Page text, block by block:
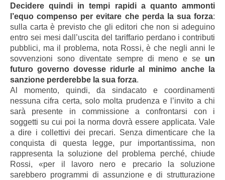
Decidere quindi in tempi rapidi a quanto ammonti
l’equo compenso per evitare che perda la sua forza:
sulla carta è previsto che gli editori che non si adeguino
entro sei mesi dall’uscita del tariffario perdano i contributi
pubblici, ma il problema, nota Rossi, è che negli anni le
sovvenzioni sono diventate sempre di meno e se un
futuro governo dovesse ridurle al minimo anche la
sanzione perderebbe la sua forza.
Al momento, quindi, da sindacato e coordinamenti
nessuna cifra certa, solo molta prudenza e l’invito a chi
sarà presente in commissione a confrontarsi con i
soggetti su cui poi la norma dovrà essere applicata. Vale
a dire i collettivi dei precari. Senza dimenticare che la
conquista di questa legge, pur importantissima, non
rappresenta la soluzione del problema perché, chiude
Rossi, «per il lavoro nero e precario la soluzione
sarebbero programmi di assunzione e di strutturazione